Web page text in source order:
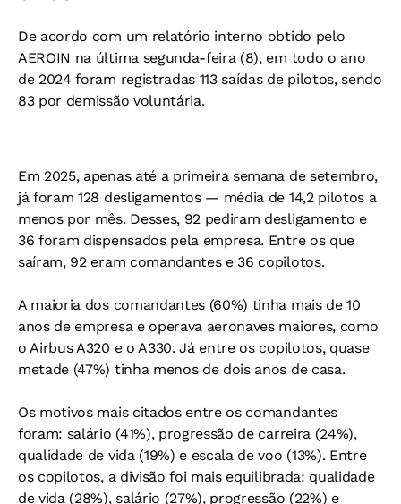
De acordo com um relatório interno obtido pelo
AEROIN na última segunda-feira (8), em todo o ano
de 2024 foram registradas 113 saídas de pilotos, sendo
83 por demissão voluntária.
Em 2025, apenas até a primeira semana de setembro,
já foram 128 desligamentos — média de 14,2 pilotos a
menos por mês. Desses, 92 pediram desligamento e
36 foram dispensados pela empresa. Entre os que
saíram, 92 eram comandantes e 36 copilotos.
A maioria dos comandantes (60%) tinha mais de 10
anos de empresa e operava aeronaves maiores, como
o Airbus A320 e o A330. Já entre os copilotos, quase
metade (47%) tinha menos de dois anos de casa.
Os motivos mais citados entre os comandantes
foram: salário (41%), progressão de carreira (24%),
qualidade de vida (19%) e escala de voo (13%). Entre
os copilotos, a divisão foi mais equilibrada: qualidade
de vida (28%), salário (27%), progressão (22%) e